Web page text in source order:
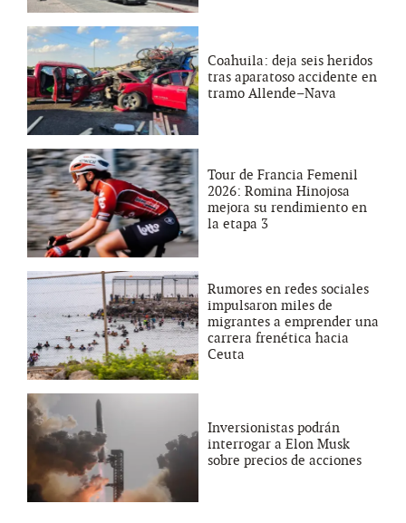
Coahuila: deja seis heridos
tras aparatoso accidente en
tramo Allende–Nava
Tour de Francia Femenil
2026: Romina Hinojosa
mejora su rendimiento en
la etapa 3
Rumores en redes sociales
impulsaron miles de
migrantes a emprender una
carrera frenética hacia
Ceuta
Inversionistas podrán
interrogar a Elon Musk
sobre precios de acciones